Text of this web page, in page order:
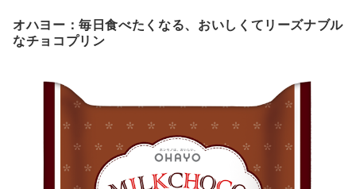
オハヨー：毎日食べたくなる、おいしくてリーズナブル
なチョコプリン